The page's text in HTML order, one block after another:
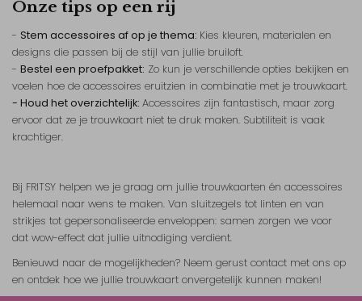
Onze tips op een rij
- Stem accessoires af op je thema: Kies kleuren, materialen en
designs die passen bij de stijl van jullie bruiloft.
- Bestel een proefpakket: Zo kun je verschillende opties bekijken en
voelen hoe de accessoires eruitzien in combinatie met je trouwkaart.
- Houd het overzichtelijk: Accessoires zijn fantastisch, maar zorg
ervoor dat ze je trouwkaart niet te druk maken. Subtiliteit is vaak
krachtiger.
Bij FRITSY helpen we je graag om jullie trouwkaarten én accessoires
helemaal naar wens te maken. Van sluitzegels tot linten en van
strikjes tot gepersonaliseerde enveloppen: samen zorgen we voor
dat wow-effect dat jullie uitnodiging verdient.
Benieuwd naar de mogelijkheden? Neem gerust contact met ons op
en ontdek hoe we jullie trouwkaart onvergetelijk kunnen maken!